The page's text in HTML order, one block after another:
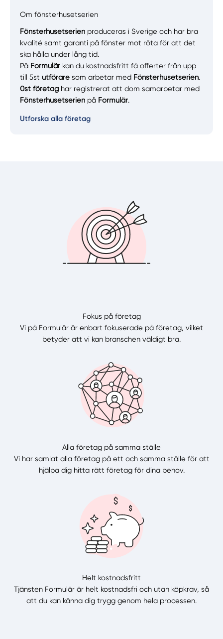
Manuellt Få hjälp
Välj tillvägagångssätt
Om fönsterhusetserien
Fönsterhusetserien produceras i Sverige och har bra
kvalité samt garanti på fönster mot röta för att det
ska hålla under lång tid.
På Formulär kan du kostnadsfritt få offerter från upp
till 5stutförare som arbetar med Fönsterhusetserien.
0st företag har registrerat att dom samarbetar med
Fönsterhusetserien på Formulär.
Utforska alla företag
Fokus på företag
Vi på Formulär är enbart fokuserade på företag, vilket
betyder att vi kan branschen väldigt bra.
Alla företag på samma ställe
Vi har samlat alla företag på ett och samma ställe för att
hjälpa dig hitta rätt företag för dina behov.
Helt kostnadsfritt
Tjänsten Formulär är helt kostnadsfri och utan köpkrav, så
att du kan känna dig trygg genom hela processen.